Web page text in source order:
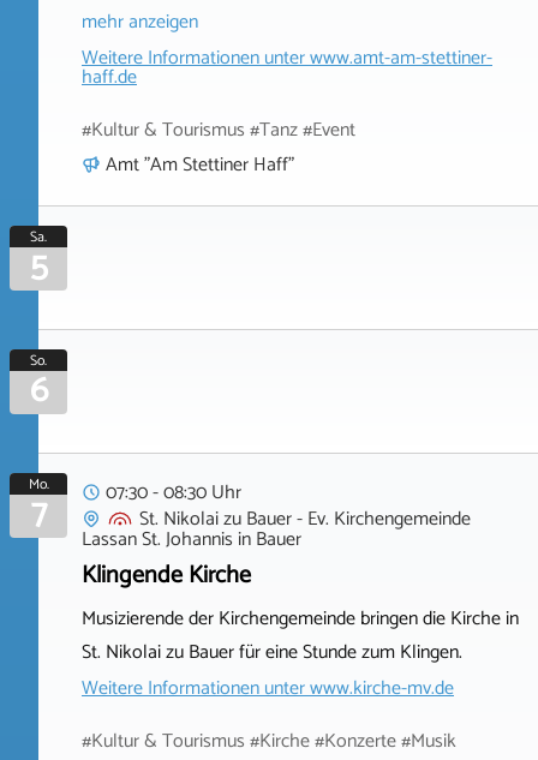
mehr anzeigen
Weitere Informationen unterwww.amt-am-stettiner-
haff.de
#Kultur & Tourismus #Tanz #Event
Amt "Am Stettiner Haff"
Sa.
5
So.
6
Mo.
7
07:30 - 08:30 Uhr
St. Nikolai zu Bauer - Ev. Kirchengemeinde
Lassan St. Johannis inBauer
Klingende Kirche
Musizierende der Kirchengemeinde bringen die Kirche in
St. Nikolai zu Bauer für eine Stunde zum Klingen.
Weitere Informationen unterwww.kirche-mv.de
#Kultur & Tourismus #Kirche #Konzerte #Musik